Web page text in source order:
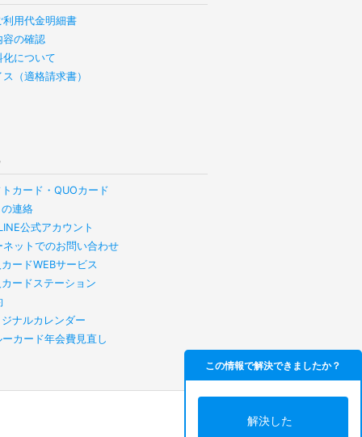
利用代金明細書
容の確認
化について
（適格請求書）
カード・QUOカード
連絡
公式アカウント
ネットでのお問い合わせ
ードWEBサービス
ードステーション
ナルカレンダー
カード年会費見直し
この情報で解決できましたか？
解決した